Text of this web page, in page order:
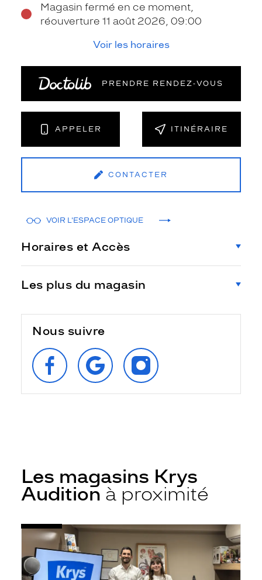
Magasin fermé en ce moment,
réouverture 11 août 2026, 09:00
Voir les horaires
PRENDRE RENDEZ‑VOUS
APPELER ITINÉRAIRE
CONTACTER
VOIR L'ESPACE OPTIQUE
Horaires et Accès
Les plus du magasin
Nous suivre
SUIVEZ‑NOUS
SUR
FACEBOOK
RETROUVEZ‑NOUS
SUR
GOOGLE
SUIVEZ‑NOUS
SUR
INSTAGRAM
Les magasins Krys
Audition à proximité
Audioprothésiste
Fougères
-
Cc
Voir
fiche